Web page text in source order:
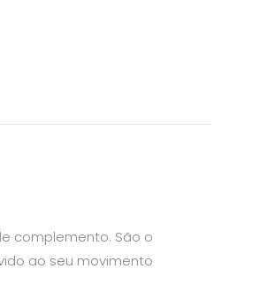
complemento. São o
ao seu movimento